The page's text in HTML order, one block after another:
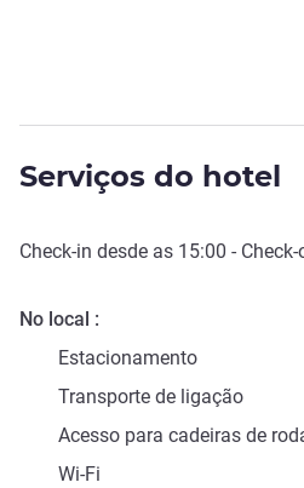
Serviços do hotel
Check-in desde as 15:00 -
No local
Estacionamento
Transporte de ligação
Acesso para cadeiras de
Wi-Fi